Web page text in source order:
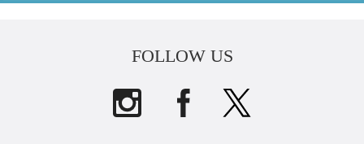
FOLLOW US